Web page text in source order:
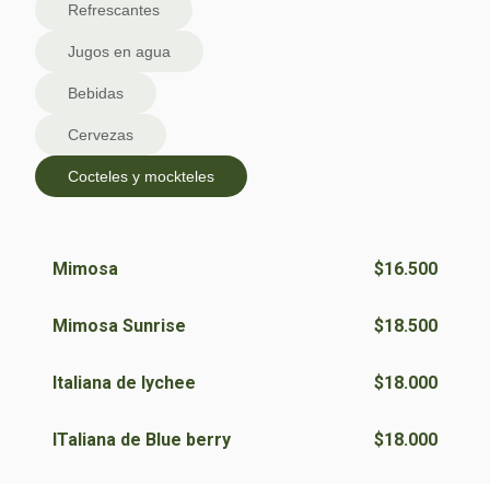
Refrescantes
Jugos en agua
Bebidas
Cervezas
Cocteles y mockteles
Mimosa $16.500
Mimosa Sunrise $18.500
Italiana de lychee $18.000
ITaliana de Blue berry $18.000